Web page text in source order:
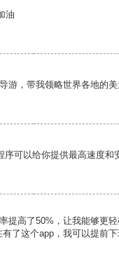
油
游，带我领略世界各地的美
可以给你提供最高速度和
提高了50%，让我能够更轻
了这个app，我可以提前